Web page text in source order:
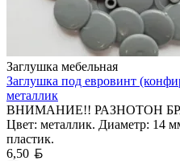
Заглушка мебельная
Заглушка под евровинт
металлик
ВНИМАНИЕ!! РАЗНОТОН
Цвет: металлик. Диаметр: 14
пластик.
6,50